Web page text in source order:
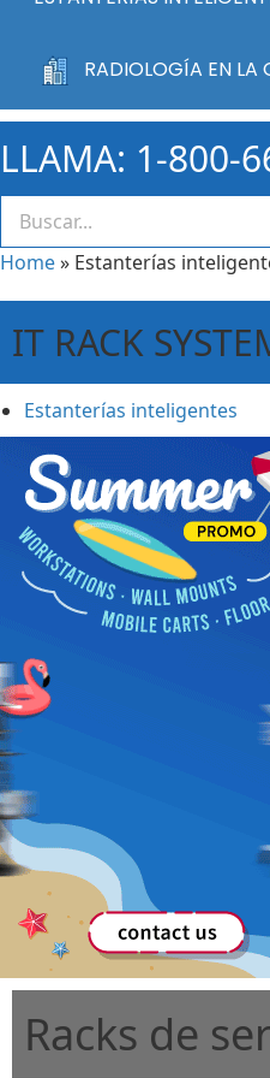
RADIOLOGÍA EN LA
LLAMA: 1-800-
Home» Estanterías
IT RACK
Estanterías inteligentes
Racks de